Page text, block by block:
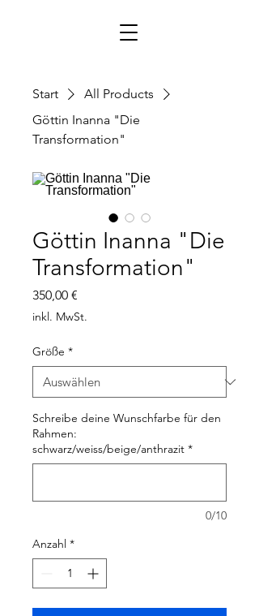
Start
All Products
Göttin Inanna "Die
Transformation"
Göttin Inanna "Die
Transformation"
350,00 €
inkl. MwSt.
Größe *
Schreibe deine Wunschfarbe für den
Rahmen:
schwarz/weiss/beige/anthrazit *
0/10
Anzahl *